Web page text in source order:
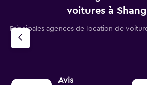
voitures à
Principales agences de location de
Avis